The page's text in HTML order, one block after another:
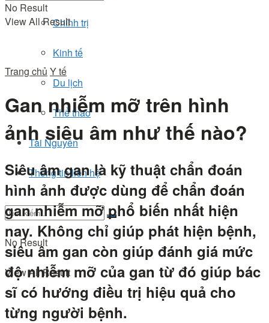
Chính trị
Kinh tế
Du lịch
Thể thao
Tài Nguyên
Thông tin liên hệ
No Result
View All Result
No Result
View All Result
Trang chủ Y tế
Gan nhiễm mỡ trên hình
ảnh siêu âm như thế nào?
Siêu âm gan là kỹ thuật chẩn đoán
hình ảnh được dùng để chẩn đoán
gan nhiễm mỡ phổ biến nhất hiện
nay. Không chỉ giúp phát hiện bệnh,
siêu âm gan còn giúp đánh giá mức
độ nhiễm mỡ của gan từ đó giúp bác
sĩ có hướng điều trị hiệu quả cho
từng người bệnh.